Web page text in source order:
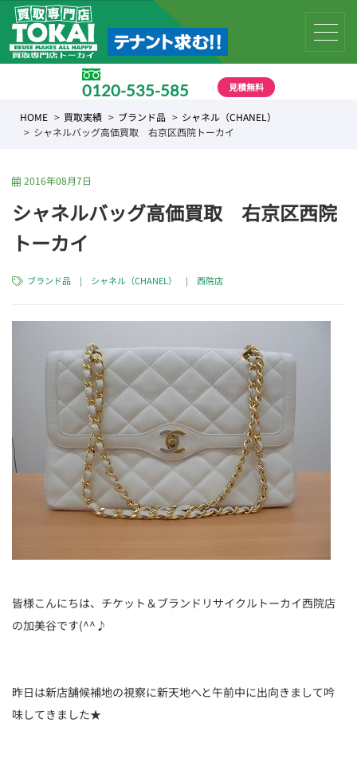
0120-535-585 見積無料
HOME 買取実績 ブランド品
シャネル（CHANEL）
シャネルバッグ高価買取 右京区西院トーカイ
2016年08月7日
シャネルバッグ高価買取 右京区西院
トーカイ
ブランド品 | シャネル（CHANEL） |西院店
皆様こんにちは、チケット＆ブランドリサイクルトーカイ西院店
の加美谷です(^^♪
昨日は新店舗候補地の視察に新天地へと午前中に出向きまして吟
味してきました★